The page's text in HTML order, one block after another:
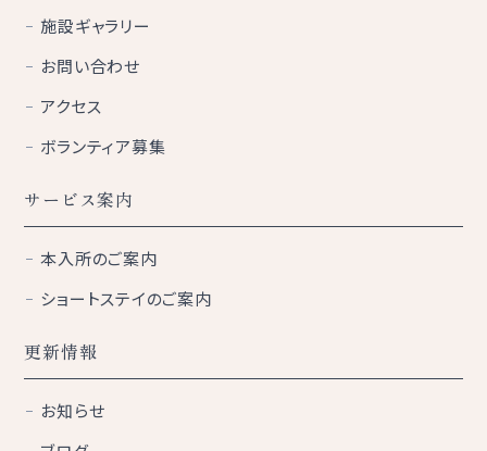
施設ギャラリー
お問い合わせ
アクセス
ボランティア募集
サービス案内
本入所のご案内
ショートステイのご案内
更新情報
お知らせ